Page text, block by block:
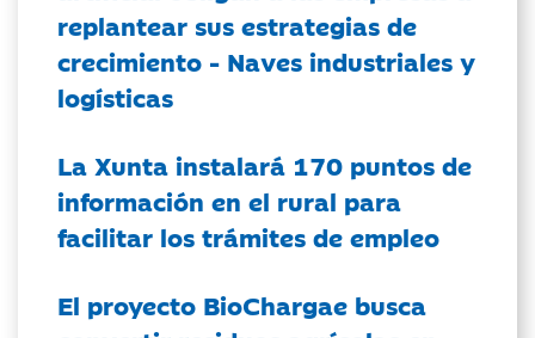
replantear sus estrategias de
crecimiento - Naves industriales y
logísticas
La Xunta instalará 170 puntos de
información en el rural para
facilitar los trámites de empleo
El proyecto BioChargae busca